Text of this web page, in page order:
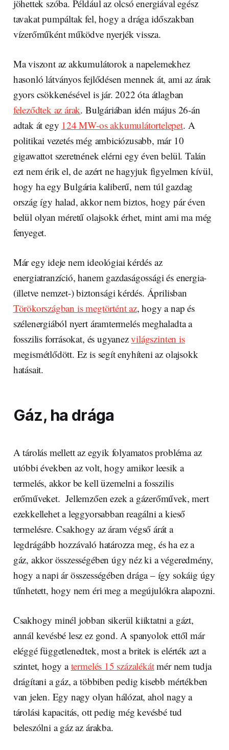
jöhettek szóba. Például az olcsó energiával egész
tavakat pumpáltak fel, hogy a drága időszakban
vízerőműként működve nyerjék vissza.
Ma viszont az akkumulátorok a napelemekhez
hasonló látványos fejlődésen mennek át, ami az árak
gyors csökkenésével is jár. 2022 óta átlagban
feleződtek az árak. Bulgáriában idén május 26-án
adtak át egy 124 MW-os akkumulátortelepet. A
politikai vezetés még ambiciózusabb, már 10
gigawattot szeretnének elérni egy éven belül. Talán
ezt nem érik el, de azért ne hagyjuk figyelmen kívül,
hogy ha egy Bulgária kaliberű, nem túl gazdag
ország így halad, akkor nem biztos, hogy pár éven
belül olyan méretű olajsokk érhet, mint ami ma még
fenyeget.
Már egy ideje nem ideológiai kérdés az
energiatranzíció, hanem gazdaságossági és energia-
(illetve nemzet-) biztonsági kérdés. Áprilisban
Törökországban is megtörtént az, hogy a nap és
szélenergiából nyert áramtermelés meghaladta a
fosszilis forrásokat, és ugyanezvilágszinten is
megismétlődött. Ez is segít enyhíteni az olajsokk
hatásait.
Gáz, ha drága
A tárolás mellett az egyik folyamatos probléma az
utóbbi években az volt, hogy amikor leesik a
termelés, akkor be kell üzemelni a fosszilis
erőműveket. Jellemzően ezek a gázerőművek, mert
ezekkellehet a leggyorsabban reagálni a kieső
termelésre. Csakhogy az áram végső árát a
legdrágább hozzávaló határozza meg, és ha ez a
gáz, akkor összességében úgy néz ki a végeredmény,
hogy a napi ár összességében drága – így sokáig úgy
tűnhetett, hogy nem éri meg a megújulókra alapozni.
Csakhogy minél jobban sikerül kiiktatni a gázt,
annál kevésbé lesz ez gond. A spanyolok ettől már
eléggé függetlenedtek, most a britek is elérték azt a
szintet, hogy atermelés 15 százalékátmér nem tudja
drágítani a gáz, a többiben pedig kisebb mértékben
van jelen. Egy nagy olyan hálózat, ahol nagy a
tárolási kapacitás, ott pedig még kevésbé tud
beleszólni a gáz az árakba.